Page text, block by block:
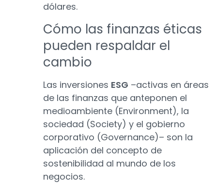
dólares.
Cómo las finanzas éticas
pueden respaldar el
cambio
Las inversiones ESG –activas en áreas
de las finanzas que anteponen el
medioambiente (Environment), la
sociedad (Society) y el gobierno
corporativo (Governance)– son la
aplicación del concepto de
sostenibilidad al mundo de los
negocios.